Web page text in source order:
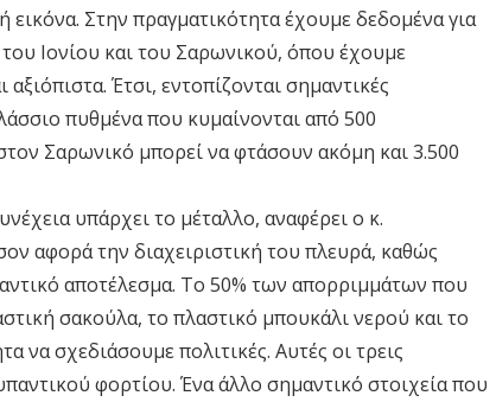
Στην πραγματικότητα έχουμε δεδομένα για
Ιονίου και του Σαρωνικού, όπου έχουμε
Έτσι, εντοπίζονται σημαντικές
πυθμένα που κυμαίνονται από 500
Σαρωνικό μπορεί να φτάσουν ακόμη και 3.500
υπάρχει το μέταλλο, αναφέρει ο κ.
αφορά την διαχειριστική του πλευρά, καθώς
αποτέλεσμα. Το 50% των απορριμμάτων που
σακούλα, το πλαστικό μπουκάλι νερού και το
να σχεδιάσουμε πολιτικές. Αυτές οι τρεις
φορτίου. Ένα άλλο σημαντικό στοιχεία που